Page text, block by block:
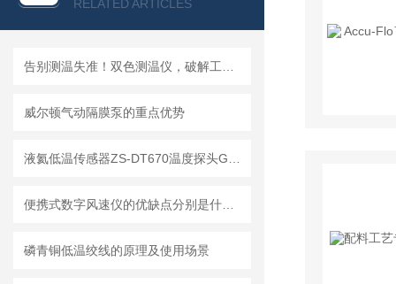
RELATED ARTICLES
威尔顿气动隔膜泵的重点优势
磷青铜低温绞线的原理及使用场景